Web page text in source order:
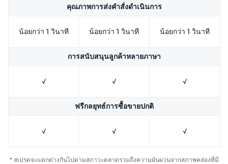
คุณภาพการส่งคำสั่งดำเนินการ
น้อยกว่า 1 วินาที น้อยกว่า 1 วินาที น้อยกว่า 1 วินาที
การสนับสนุนลูกค้าหลายภาษา
√ √ √
ฟรีกลยุทธ์การซื้อขายปกติ
√ √ √
* สเปรดจะแตกต่างกันไปตามสภาวะตลาดรวมถึงความผันผวนจากสภาพคล่องที่มี